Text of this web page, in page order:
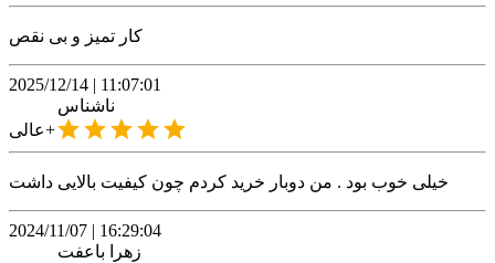
کار تمیز و بی نقص
2025/12/14 | 11:07:01
ناشناس
عالی+
خیلی خوب بود . من دوبار خرید کردم چون کیفیت بالایی داشت
2024/11/07 | 16:29:04
زهرا
باعفت